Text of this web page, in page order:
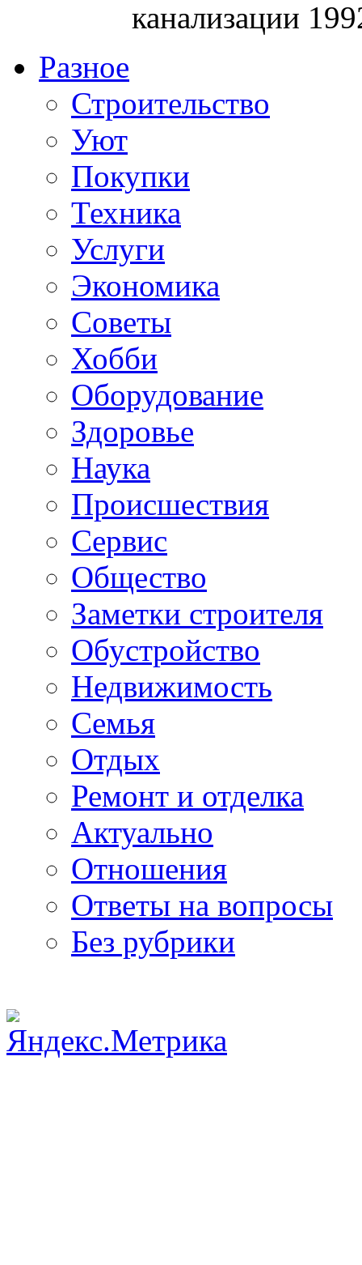
канализации
Разное
Строительство
Уют
Покупки
Техника
Услуги
Экономика
Советы
Хобби
Oборудование
Здоровье
Наука
Происшествия
Сервис
Общество
Заметки строителя
Обустройство
Недвижимость
Семья
Отдых
Ремонт и отделка
Актуально
Отношения
Ответы на вопросы
Без рубрики